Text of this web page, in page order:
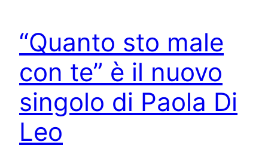
“Quanto sto male
con te” è il nuovo
singolo di Paola Di
Leo